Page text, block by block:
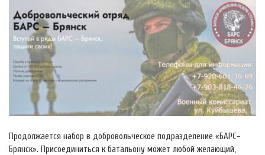
Продолжается набор в добровольческое подразделение «БАРС-
Брянск». Присоединиться к батальону может любой желающий,